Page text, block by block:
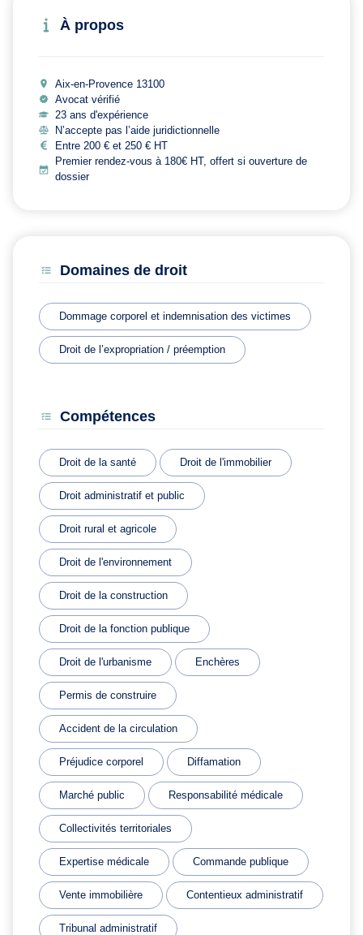
À propos
Aix-en-Provence 13100
Avocat vérifié
23 ans d'expérience
N’accepte pas l’aide juridictionnelle
Entre 200 € et 250 € HT
Premier rendez-vous à 180€ HT, offert si ouverture de
dossier
Domaines de droit
Dommage corporel et indemnisation des victimes
Droit de l’expropriation / préemption
Compétences
Droit de la santé Droit de l'immobilier
Droit administratif et public
Droit rural et agricole
Droit de l'environnement
Droit de la construction
Droit de la fonction publique
Droit de l'urbanisme Enchères
Permis de construire
Accident de la circulation
Préjudice corporel Diffamation
Marché public Responsabilité médicale
Collectivités territoriales
Expertise médicale Commande publique
Vente immobilière Contentieux administratif
Tribunal administratif